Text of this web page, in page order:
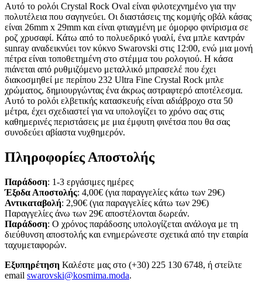
Αυτό το ρολόι Crystal Rock Oval είναι φιλοτεχνημένο για την
πολυτέλεια που σαγηνεύει. Οι διαστάσεις της κομψής οβάλ κάσας
είναι 26mm x 29mm και είναι φτιαγμένη με όμορφο φινίρισμα σε
ροζ χρυσαφί. Κάτω από το πολυεδρικό γυαλί, ένα μπλε καντράν
sunray αναδεικνύει τον κύκνο Swarovski στις 12:00, ενώ μια μονή
πέτρα είναι τοποθετημένη στο στέμμα του ρολογιού. Η κάσα
πιάνεται από ρυθμιζόμενο μεταλλικό μπρασελέ που έχει
διακοσμηθεί με περίπου 232 Ultra Fine Crystal Rock μπλε
χρώματος, δημιουργώντας ένα άκρως αστραφτερό αποτέλεσμα.
Αυτό το ρολόι ελβετικής κατασκευής είναι αδιάβροχο στα 50
μέτρα, έχει σχεδιαστεί για να υπολογίζει το χρόνο σας στις
καθημερινές περιστάσεις με μια έμφυτη φινέτσα που θα σας
συνοδεύει αβίαστα νυχθημερόν.
Πληροφορίες Αποστολής
Παράδοση: 1-3 εργάσιμες ημέρες
Έξοδα Αποστολής: 4,00€ (για παραγγελίες κάτω των 29€)
Αντικαταβολή: 2,90€ (για παραγγελίες κάτω των 29€)
Παραγγελίες άνω των 29€ αποστέλονται δωρεάν.
Παράδοση: Ο χρόνος παράδοσης υπολογίζεται ανάλογα με τη
διεύθυνση αποστολής και ενημερώνεστε σχετικά από την εταιρία
ταχυμεταφορών.
Εξυπηρέτηση Καλέστε μας στο (+30) 225 130 6748, ή στείλτε
email swarovski@kosmima.moda.